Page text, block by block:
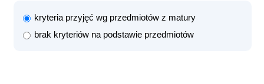
kryteria przyjęć wg przedmiotów z matury
brak kryteriów na podstawie przedmiotów